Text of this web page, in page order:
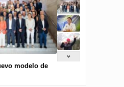
modelo de